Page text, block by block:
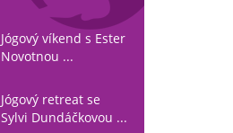
Jógový víkend s Ester
Novotnou ...
Jógový retreat se
Sylvi Dundáčkovou ...